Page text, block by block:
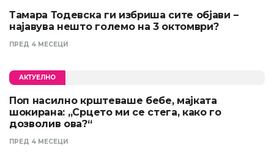
Тамара Тодевска ги избриша сите објави –
најавува нешто големо на 3 октомври?
ПРЕД 4 МЕСЕЦИ
АКТУЕЛНО
Поп насилно крштеваше бебе, мајката
шокирана: „Срцето ми се стега, како го
дозволив ова?“
ПРЕД 4 МЕСЕЦИ